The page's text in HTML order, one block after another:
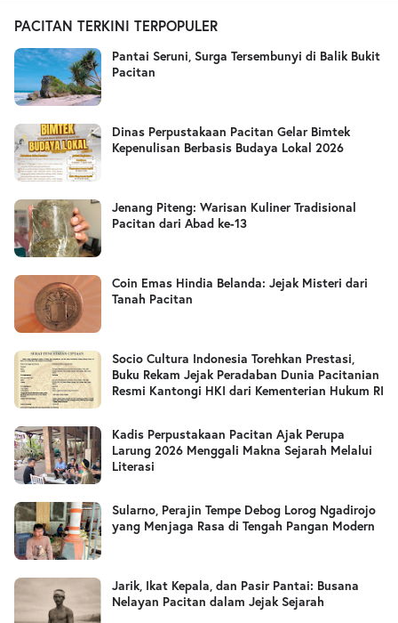
PACITAN TERKINI TERPOPULER
Pantai Seruni, Surga Tersembunyi di Balik Bukit
Pacitan
Dinas Perpustakaan Pacitan Gelar Bimtek
Kepenulisan Berbasis Budaya Lokal 2026
Jenang Piteng: Warisan Kuliner Tradisional
Pacitan dari Abad ke-13
Coin Emas Hindia Belanda: Jejak Misteri dari
Tanah Pacitan
Socio Cultura Indonesia Torehkan Prestasi,
Buku Rekam Jejak Peradaban Dunia Pacitanian
Resmi Kantongi HKI dari Kementerian Hukum RI
Kadis Perpustakaan Pacitan Ajak Perupa
Larung 2026 Menggali Makna Sejarah Melalui
Literasi
Sularno, Perajin Tempe Debog Lorog Ngadirojo
yang Menjaga Rasa di Tengah Pangan Modern
Jarik, Ikat Kepala, dan Pasir Pantai: Busana
Nelayan Pacitan dalam Jejak Sejarah